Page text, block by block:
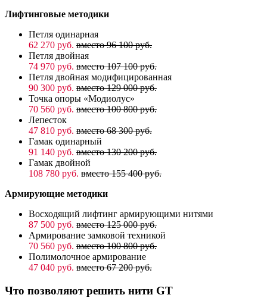
Лифтинговые методики
Петля одинарная
62 270 руб. вместо 96 100 руб.
Петля двойная
74 970 руб. вместо 107 100 руб.
Петля двойная модифицированная
90 300 руб. вместо 129 000 руб.
Точка опоры «Модиолус»
70 560 руб. вместо 100 800 руб.
Лепесток
47 810 руб. вместо 68 300 руб.
Гамак одинарный
91 140 руб. вместо 130 200 руб.
Гамак двойной
108 780 руб. вместо 155 400 руб.
Армирующие методики
Восходящий лифтинг армирующими нитями
87 500 руб. вместо 125 000 руб.
Армирование замковой техникой
70 560 руб. вместо 100 800 руб.
Полимолочное армирование
47 040 руб. вместо 67 200 руб.
Что позволяют решить нити GT